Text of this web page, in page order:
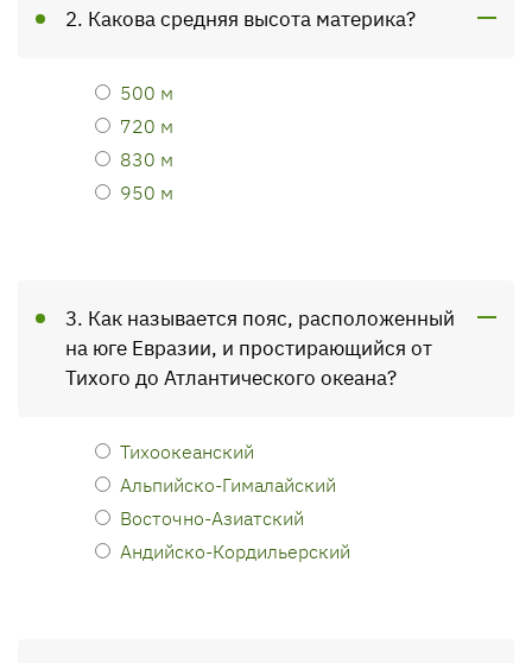
2. Какова средняя высота материка?
500 м
720 м
830 м
950 м
3. Как называется пояс, расположенный
на юге Евразии, и простирающийся от
Тихого до Атлантического океана?
Тихоокеанский
Альпийско-Гималайский
Восточно-Азиатский
Андийско-Кордильерский